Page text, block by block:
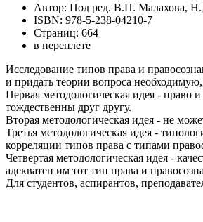
Автор: Под ред. В.П. Малахова,
ISBN: 978-5-238-04210-7
Страниц: 664
в переплете
Исследование типов права и
и придать теории вопроса
Первая методологическая идея - право
тождественны друг другу.
Вторая методологическая идея - не
Третья методологическая идея -
корреляции типов права с типами
Четвертая методологическая идея -
адекватен им тот тип права и
Для студентов, аспирантов,